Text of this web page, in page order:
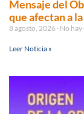
Mensaje del
que afectan a
8 agosto, 2026 No
Leer Noticia »